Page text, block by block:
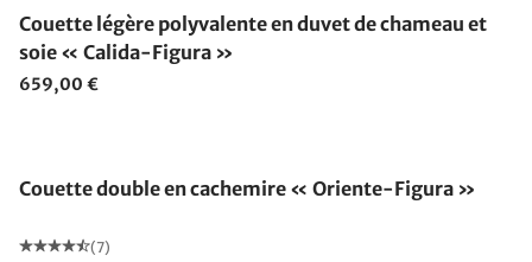
Couette légère polyvalente en duvet de chameau et
soie « Calida-Figura »
659,00 €
Couette double en cachemire « Oriente-Figura »
(7)